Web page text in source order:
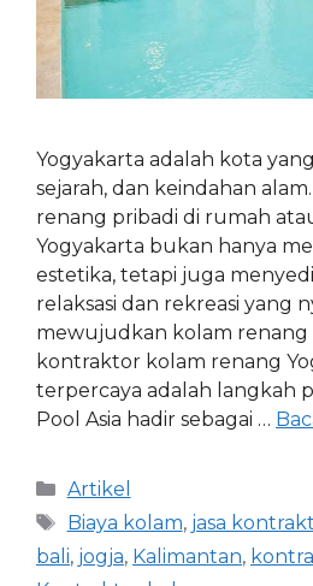
Yogyakarta adalah kota
sejarah, dan keindahan
renang pribadi di rumah
Yogyakarta bukan hanya
estetika, tetapi juga
relaksasi dan rekreasi yang
mewujudkan kolam renang
kontraktor kolam renang
terpercaya adalah langkah
Pool Asia hadir sebagai …
Artikel
Biaya kolam, jasa
bali, jogja, Kalimantan,